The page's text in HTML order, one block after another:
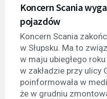
Koncern Scania
pojazdów
Koncern Scania
w Słupsku. Ma to
w maju ubiegłego
w zakładzie przy ulicy
poinformowała w
że w grudniu